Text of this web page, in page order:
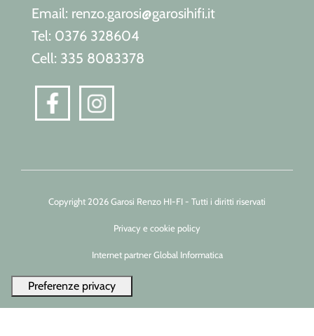
Email: renzo.garosi@garosihifi.it
Tel: 0376 328604
Cell: 335 8083378
Copyright 2026 Garosi Renzo HI-FI - Tutti i diritti riservati
Privacy e cookie policy
Internet partner Global Informatica